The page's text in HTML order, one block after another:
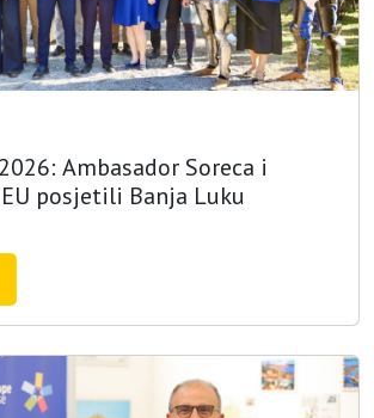
Ambasador Soreca i
posjetili Banja Luku